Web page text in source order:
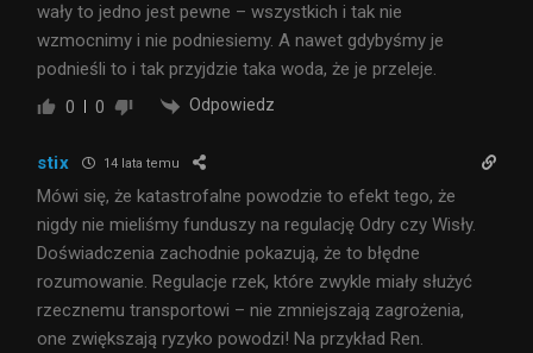
wały to jedno jest pewne – wszystkich i tak nie
wzmocnimy i nie podniesiemy. A nawet gdybyśmy je
podnieśli to i tak przyjdzie taka woda, że je przeleje.
0 0 Odpowiedz
stix 14 lata temu
Mówi się, że katastrofalne powodzie to efekt tego, że
nigdy nie mieliśmy funduszy na regulację Odry czy Wisły.
Doświadczenia zachodnie pokazują, że to błędne
rozumowanie. Regulacje rzek, które zwykle miały służyć
rzecznemu transportowi – nie zmniejszają zagrożenia,
one zwiększają ryzyko powodzi! Na przykład Ren.